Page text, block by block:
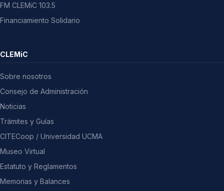
FM CLEMiC 103.5
Financiamiento Solidario
CLEMiC
Sobre nosotros
Consejo de Administración
Noticias
Trámites y Guías
CITECoop / Universidad UCMA
Museo Virtual
Estatuto y Reglamentos
Memorias y Balances